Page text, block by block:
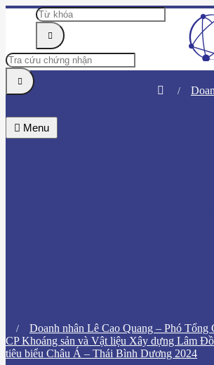
Menu
Doanh nhân Lê Cao Quang – Phó
CP Khoáng sản và Vật liệu Xây dựng Lâm
tiêu biểu Châu Á – Thái Bình Dương 2024